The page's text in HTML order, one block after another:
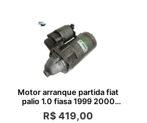
Motor arranque partida fiat
palio 1.0 fiasa 1999 2000
2001
R$ 419,00